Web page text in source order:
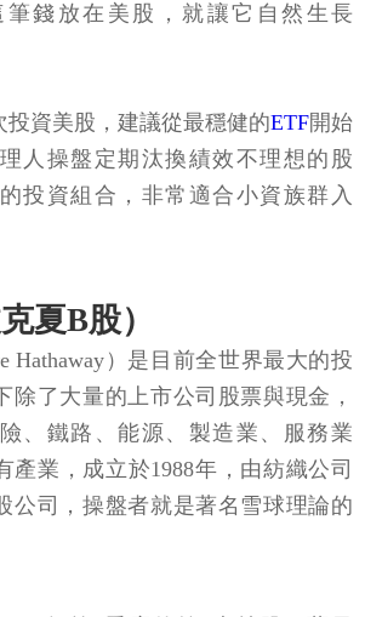
錢放在美股，就讓它自然生長
投資美股，建議從最穩健的ETF開始
人操盤定期汰換績效不理想的股
投資組合，非常適合小資族群入
夏B股）
Hathaway）是目前全世界最大的投
除了大量的上市公司股票與現金，
、鐵路、能源、製造業、服務業
產業，成立於1988年，由紡織公司
公司，操盤者就是著名雪球理論的